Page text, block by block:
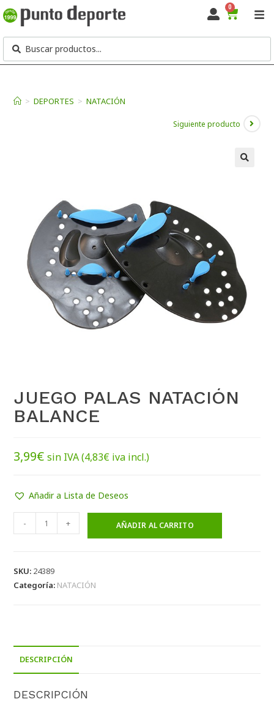
0
> DEPORTES > NATACIÓN
Siguiente producto
JUEGO PALAS NATACIÓN
BALANCE
3,99€ sin IVA (4,83€ iva incl.)
Añadir a Lista de Deseos
- + AÑADIR AL CARRITO
SKU: 24389
Categoría: NATACIÓN
DESCRIPCIÓN
DESCRIPCIÓN